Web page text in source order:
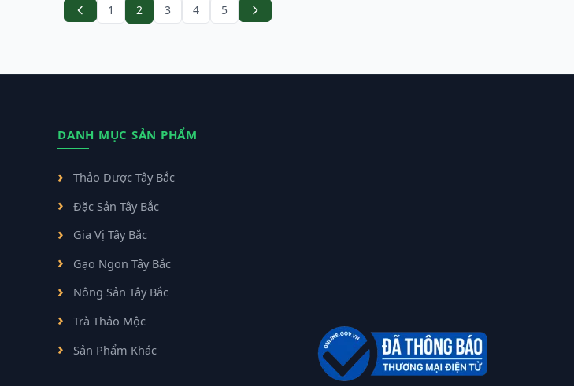
1 2 3 4 5
DANH MỤC SẢN PHẨM
Thảo Dược Tây Bắc
Đặc Sản Tây Bắc
Gia Vị Tây Bắc
Gạo Ngon Tây Bắc
Nông Sản Tây Bắc
Trà Thảo Mộc
Sản Phẩm Khác